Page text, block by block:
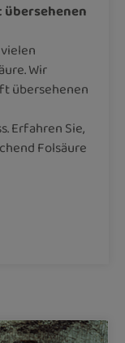
Wir
übersehenen
Erfahren Sie,
Folsäure